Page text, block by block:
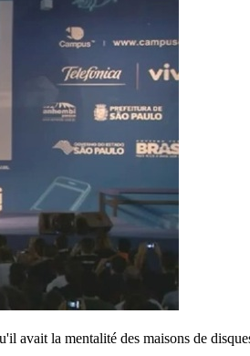
avait la mentalité des maisons de